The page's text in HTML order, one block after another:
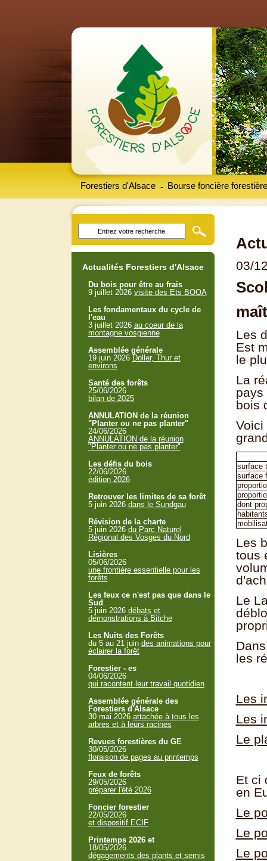
Forestiers d'Alsace Bourse foncière forestière
-
03/
Les
Est
le
La
pays
bois
Voici
surface
surface
dont
Les
tous
Le
les
Les
Les
Le
Et ci
en
Le
Le
Le
Actualités Forestiers d'Alsace
Du bois pour être au frais
9 juillet 2026 visite des Ets BOOA
Les fondamentaux du cycle de
l'eau
3 juillet 2026 au coeur de la
montagne vosgienne
Assemblée générale
19 juin 2026 Doller, Thur et
environs
Santé des forêts
25/06/2026
bilan de 2025
ANNULATION de la réunion
"Planter ou ne pas planter"
24/06/2026
ANNULATION de la réunion
"Planter ou ne pas planter"
Les défis du bois
22/06/2026
édition 2026
Retrouver les limites de sa forêt
5 juin 2026 dans le Sundgau
Révision de la charte
5 juin 2026 du Parc Naturel
Régional des Vosges du Nord
Lisières
05/06/2026
une frontière essentielle pour les
forêts
Les feux ce n'est pas que dans le
Sud
5 juin 2026 débats et
démonstrations à Bitche
Les Nuits des Forêts
du 5 au 21 juin des animations pour
éclairer la forêt
Forestier - es
04/06/2026
qui racontent leur travail quotidien
Assemblée générale des
Forestiers d'Alsace
30 mai 2026 attachée à tous les
arbres et à leurs racines
Revues forestières du GE
30/05/2026
floraison de pages au printemps
Feux de forêts
29/05/2026
préparer l'été 2026
Foncier forestier
22/05/2026
et dispositif ECIF
Printemps 2026 et
18/05/2026
dégagements des plants et semis